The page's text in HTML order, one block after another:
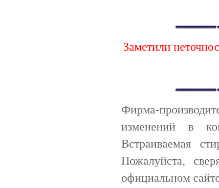
Заметили
Фирма-
изменений в
Встраиваемая
Пожалуйста,
официальном